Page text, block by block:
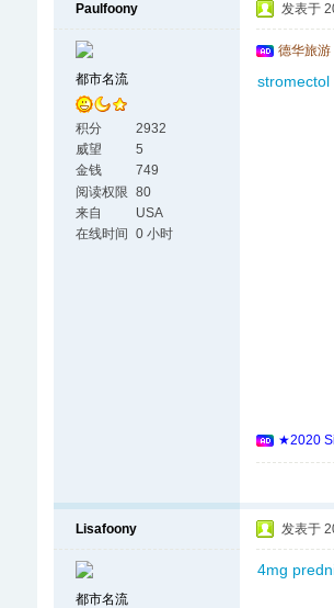
Paulfoony
都市名流
积分
2932
威望
5
金钱
749
阅读权限 80
来自
USA
在线时间
0 小时
发表于
德华旅
stromectol
★2020
Lisafoony
都市名流
发表于
4mg